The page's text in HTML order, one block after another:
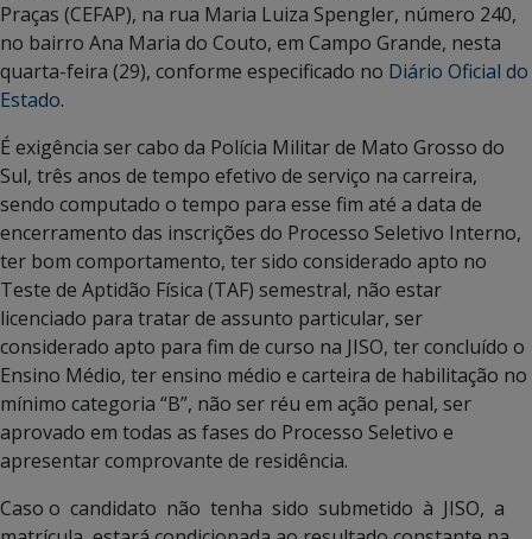
Praças (CEFAP), na rua Maria Luiza Spengler, número 240,
no bairro Ana Maria do Couto, em Campo Grande, nesta
quarta-feira (29), conforme especificado no Diário Oficial do
Estado.
É exigência ser cabo da Polícia Militar de Mato Grosso do
Sul, três anos de tempo efetivo de serviço na carreira,
sendo computado o tempo para esse fim até a data de
encerramento das inscrições do Processo Seletivo Interno,
ter bom comportamento, ter sido considerado apto no
Teste de Aptidão Física (TAF) semestral, não estar
licenciado para tratar de assunto particular, ser
considerado apto para fim de curso na JISO, ter concluído o
Ensino Médio, ter ensino médio e carteira de habilitação no
mínimo categoria “B”, não ser réu em ação penal, ser
aprovado em todas as fases do Processo Seletivo e
apresentar comprovante de residência.
Caso o candidato não tenha sido submetido à JISO, a